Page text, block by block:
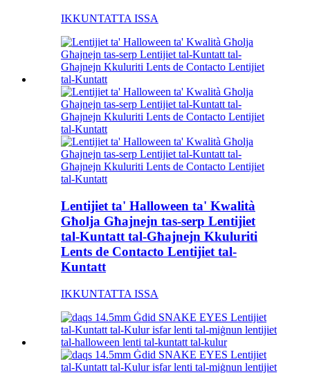
IKKUNTATTA ISSA
Lentijiet ta' Halloween ta' Kwalità
Għolja Għajnejn tas-serp Lentijiet
tal-Kuntatt tal-Għajnejn Kkuluriti
Lents de Contacto Lentijiet tal-
Kuntatt
IKKUNTATTA ISSA